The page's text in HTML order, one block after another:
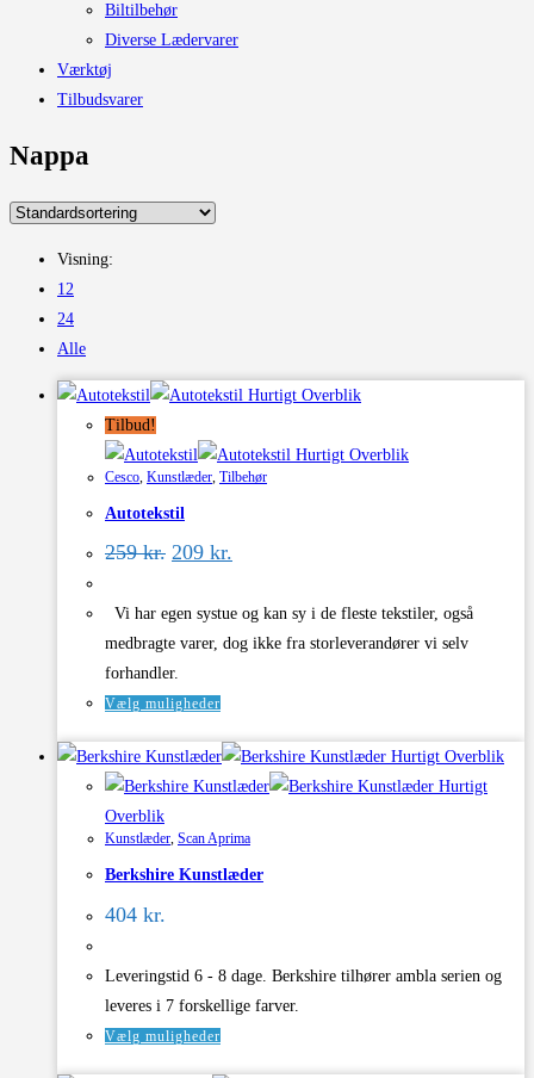
Biltilbehør
Diverse Lædervarer
Værktøj
Tilbudsvarer
Nappa
Visning:
12
24
Alle
Hurtigt Overblik
Tilbud!
Hurtigt Overblik
Cesco, Kunstlæder, Tilbehør
Autotekstil
259kr. Den
var:
259 kr..
209 kr.
er:
209 kr..
Vi har egen systue og kan sy i de fleste tekstiler, også
medbragte varer, dog ikke fra storleverandører vi selv
forhandler.
Vælg muligheder
har
flere
Mulighederne
kan
varesiden
Hurtigt Overblik
Hurtigt
Overblik
Kunstlæder, Scan Aprima
Berkshire Kunstlæder
404 kr.
Leveringstid 6 - 8 dage. Berkshire tilhører ambla serien og
leveres i 7 forskellige farver.
Vælg mulighederDette